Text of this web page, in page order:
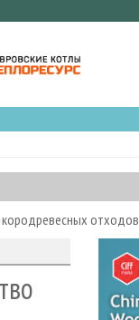
кородревесных отходов